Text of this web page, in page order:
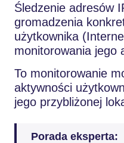
Śledzenie adresów
gromadzenia
użytkownika
monitorowania jego
To monitorowanie
aktywności
jego przybliżonej
Porada eksperta: